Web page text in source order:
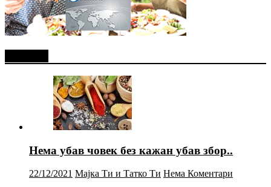
Нема убав човек без кажан убав збор..
22/12/2021 Мајка Ти и Татко Ти Нема Коментари